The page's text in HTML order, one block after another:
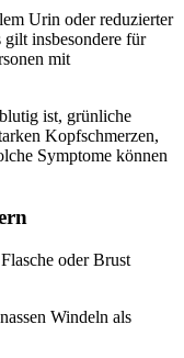
Urin oder reduzierter
insbesondere für
mit
ist, grünliche
Kopfschmerzen,
Symptome können
oder Brust
Windeln als